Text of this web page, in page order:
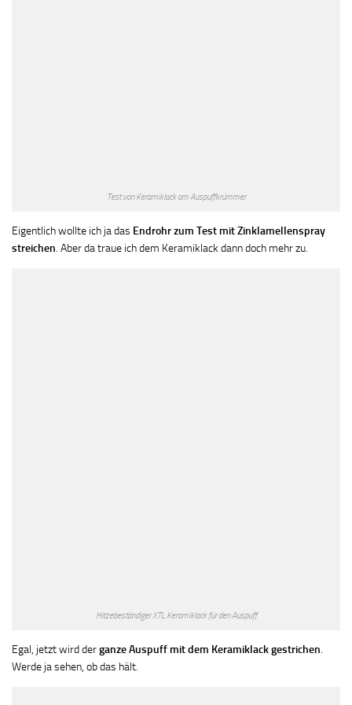
Test von Keramiklack am Auspuffkrümmer
Eigentlich wollte ich ja das Endrohr zum Test mit Zinklamellenspray
streichen. Aber da traue ich dem Keramiklack dann doch mehr zu.
Hitzebeständiger XTL Keramiklack für den Auspuff
Egal, jetzt wird derganze Auspuff mit dem Keramiklack gestrichen.
Werde ja sehen, ob das hält.